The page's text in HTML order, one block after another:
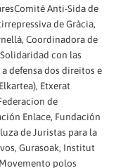
Anti-Sida de
de Gràcia,
Coordinadora de
con las
defensa dos direitos e
Etxerat
de
Enlace, Fundación
de Juristas para la
Gurasoak, Institut
polos